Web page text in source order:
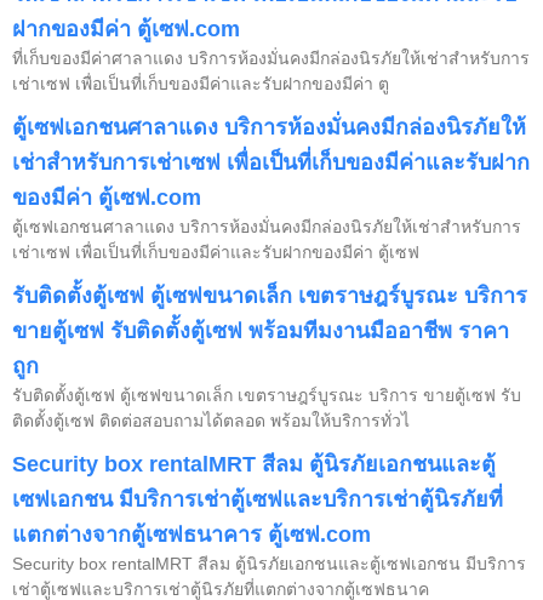
ฝากของมีค่า ตู้เซฟ.com
ที่เก็บของมีค่าศาลาแดง บริการห้องมั่นคงมีกล่องนิรภัยให้เช่าสำหรับการ
เช่าเซฟ เพื่อเป็นที่เก็บของมีค่าและรับฝากของมีค่า ตู
ตู้เซฟเอกชนศาลาแดง บริการห้องมั่นคงมีกล่องนิรภัยให้
เช่าสำหรับการเช่าเซฟ เพื่อเป็นที่เก็บของมีค่าและรับฝาก
ของมีค่า ตู้เซฟ.com
ตู้เซฟเอกชนศาลาแดง บริการห้องมั่นคงมีกล่องนิรภัยให้เช่าสำหรับการ
เช่าเซฟ เพื่อเป็นที่เก็บของมีค่าและรับฝากของมีค่า ตู้เซฟ
รับติดตั้งตู้เซฟ ตู้เซฟขนาดเล็ก เขตราษฎร์บูรณะ บริการ
ขายตู้เซฟ รับติดตั้งตู้เซฟ พร้อมทีมงานมืออาชีพ ราคา
ถูก
รับติดตั้งตู้เซฟ ตู้เซฟขนาดเล็ก เขตราษฎร์บูรณะ บริการ ขายตู้เซฟ รับ
ติดตั้งตู้เซฟ ติดต่อสอบถามได้ตลอด พร้อมให้บริการทั่วไ
Security box rentalMRT สีลม ตู้นิรภัยเอกชนและตู้
เซฟเอกชน มีบริการเช่าตู้เซฟและบริการเช่าตู้นิรภัยที่
แตกต่างจากตู้เซฟธนาคาร ตู้เซฟ.com
Security box rentalMRT สีลม ตู้นิรภัยเอกชนและตู้เซฟเอกชน มีบริการ
เช่าตู้เซฟและบริการเช่าตู้นิรภัยที่แตกต่างจากตู้เซฟธนาค